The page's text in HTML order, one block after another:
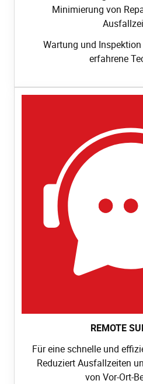
Minimierung von
Wartung und
erfahrene
REMOTE
Für eine schnelle und
Reduziert Ausfallzeiten
von Vor-Ort-